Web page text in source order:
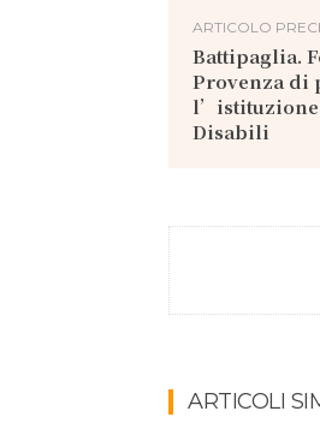
ARTICOLO
Battipaglia.
Provenza di
l’istituzione
Disabili
ARTICOLI